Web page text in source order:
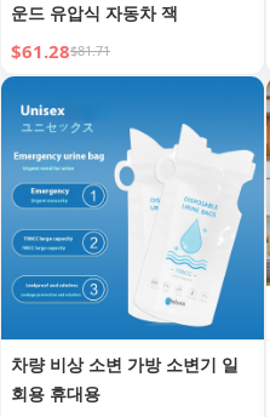
운드 유압식 자동차 잭
$61.28$81.71
차량 비상 소변 가방 소변기 일
회용 휴대용